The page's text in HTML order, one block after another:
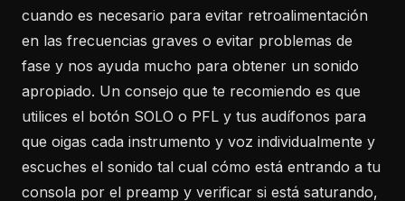
cuando es necesario para evitar retroalimentación
en las frecuencias graves o evitar problemas de
fase y nos ayuda mucho para obtener un sonido
apropiado. Un consejo que te recomiendo es que
utilices el botón SOLO o PFL y tus audífonos para
que oigas cada instrumento y voz individualmente y
escuches el sonido tal cual cómo está entrando a tu
consola por el preamp y verificar si está saturando,